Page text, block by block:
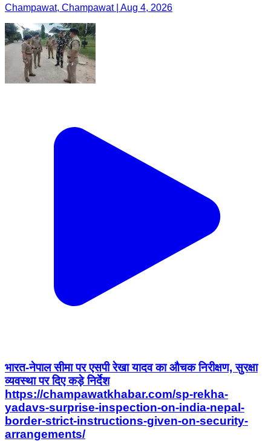
Champawat, Champawat | Aug 4, 2026
भारत-नेपाल सीमा पर एसपी रेखा यादव का औचक निरीक्षण, सुरक्षा
व्यवस्था पर दिए कड़े निर्देश
https://champawatkhabar.com/sp-rekha-
yadavs-surprise-inspection-on-india-nepal-
border-strict-instructions-given-on-security-
arrangements/